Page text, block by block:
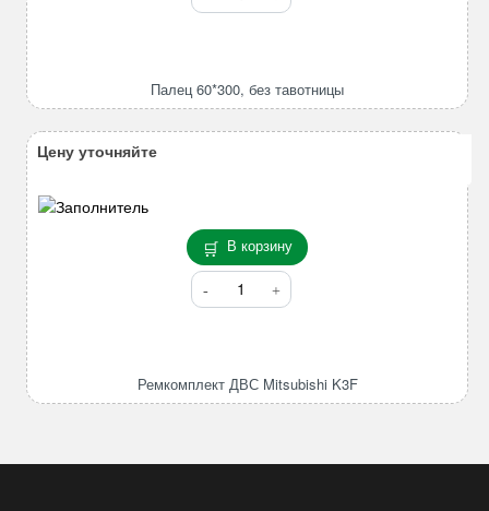
товара
тавотницы
Палец 60*300, без тавотницы
В корзину
Количество
товара
K3F
Ремкомплект ДВС Mitsubishi K3F
Цену уточняйте